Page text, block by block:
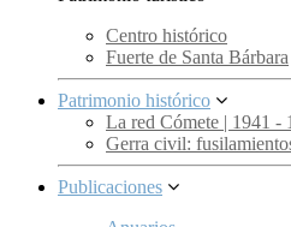
Centro histórico
Fuerte de Santa Bárbara
Patrimonio histórico
La red Cómete | 1941 -
Gerra civil:
Publicaciones